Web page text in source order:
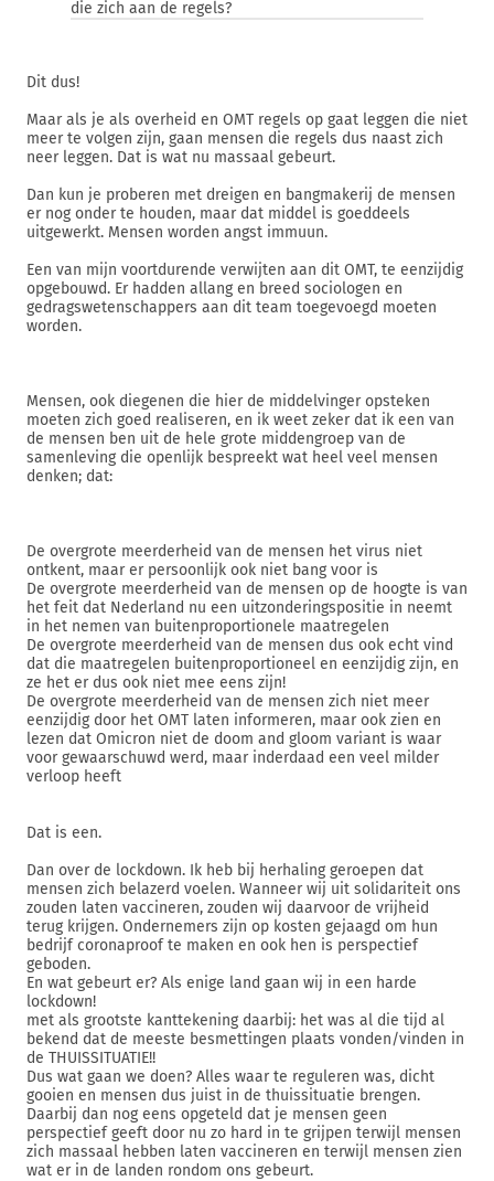
die zich aan de regels?
Dit dus!
Maar als je als overheid en OMT regels op gaat leggen die niet
meer te volgen zijn, gaan mensen die regels dus naast zich
neer leggen. Dat is wat nu massaal gebeurt.
Dan kun je proberen met dreigen en bangmakerij de mensen
er nog onder te houden, maar dat middel is goeddeels
uitgewerkt. Mensen worden angst immuun.
Een van mijn voortdurende verwijten aan dit OMT, te eenzijdig
opgebouwd. Er hadden allang en breed sociologen en
gedragswetenschappers aan dit team toegevoegd moeten
worden.
Mensen, ook diegenen die hier de middelvinger opsteken
moeten zich goed realiseren, en ik weet zeker dat ik een van
de mensen ben uit de hele grote middengroep van de
samenleving die openlijk bespreekt wat heel veel mensen
denken; dat:
De overgrote meerderheid van de mensen het virus niet
ontkent, maar er persoonlijk ook niet bang voor is
De overgrote meerderheid van de mensen op de hoogte is van
het feit dat Nederland nu een uitzonderingspositie in neemt
in het nemen van buitenproportionele maatregelen
De overgrote meerderheid van de mensen dus ook echt vind
dat die maatregelen buitenproportioneel en eenzijdig zijn, en
ze het er dus ook niet mee eens zijn!
De overgrote meerderheid van de mensen zich niet meer
eenzijdig door het OMT laten informeren, maar ook zien en
lezen dat Omicron niet de doom and gloom variant is waar
voor gewaarschuwd werd, maar inderdaad een veel milder
verloop heeft
Dat is een.
Dan over de lockdown. Ik heb bij herhaling geroepen dat
mensen zich belazerd voelen. Wanneer wij uit solidariteit ons
zouden laten vaccineren, zouden wij daarvoor de vrijheid
terug krijgen. Ondernemers zijn op kosten gejaagd om hun
bedrijf coronaproof te maken en ook hen is perspectief
geboden.
En wat gebeurt er? Als enige land gaan wij in een harde
lockdown!
met als grootste kanttekening daarbij: het was al die tijd al
bekend dat de meeste besmettingen plaats vonden/vinden in
de THUISSITUATIE!!
Dus wat gaan we doen? Alles waar te reguleren was, dicht
gooien en mensen dus juist in de thuissituatie brengen.
Daarbij dan nog eens opgeteld dat je mensen geen
perspectief geeft door nu zo hard in te grijpen terwijl mensen
zich massaal hebben laten vaccineren en terwijl mensen zien
wat er in de landen rondom ons gebeurt.